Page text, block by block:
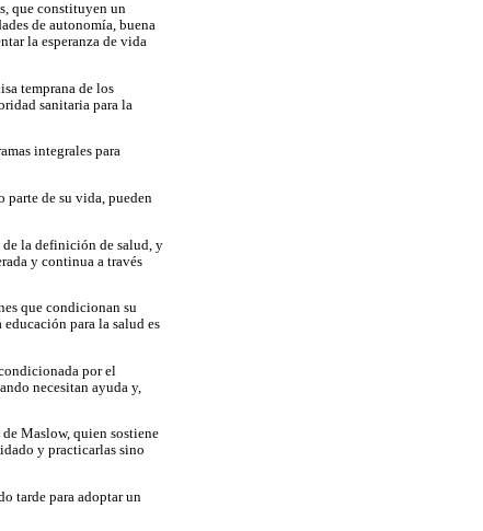
que constituyen un
de autonomía, buena
la esperanza de vida
temprana de los
sanitaria para la
integrales para
parte de su vida, pueden
la definición de salud, y
y continua a través
que condicionan su
para la salud es
por el
necesitan ayuda y,
Maslow, quien sostiene
y practicarlas sino
tarde para adoptar un